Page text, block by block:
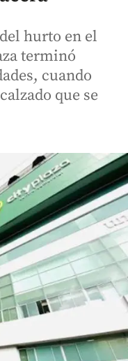
hurto en el
terminó
cuando
que se